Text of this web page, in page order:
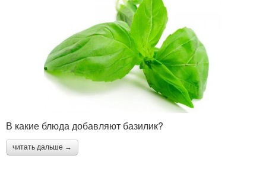
В какие блюда добавляют базилик?
читать дальше →